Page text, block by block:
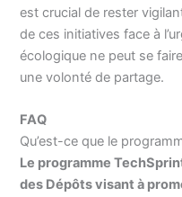
est crucial de rester
de ces initiatives face à
écologique ne peut se
une volonté de partage.
FAQ
Qu’est-ce que le
Le programme
des Dépôts visant à